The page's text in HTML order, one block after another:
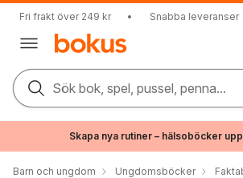
Fri frakt över 249 kr • Snabba leveranser
Sök bok, spel, pussel, penna...
Skapa nya rutiner – hälsoböcker
Barn och ungdom Ungdomsböcker